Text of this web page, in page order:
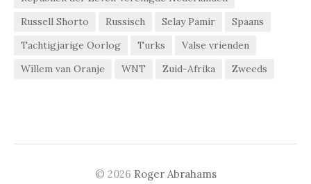
Russell Shorto
Russisch Selay Pamir
Spaans
Tachtigjarige Oorlog
Turks
Valse vrienden
Willem van Oranje
WNT Zuid-Afrika Zweeds
© 2026 Roger Abrahams